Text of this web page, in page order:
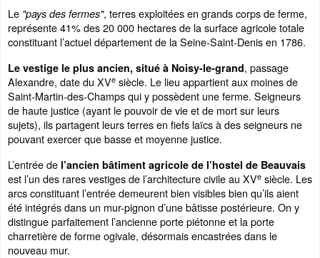
Le "pays des fermes", terres exploitées en grands corps de ferme,
représente 41% des 20 000 hectares de la surface agricole totale
constituant l’actuel département de la Seine-Saint-Denis en 1786.
Le vestige le plus ancien, situé à Noisy-le-grand, passage
Alexandre, date du XVe siècle. Le lieu appartient aux moines de
Saint-Martin-des-Champs qui y possèdent une ferme. Seigneurs
de haute justice (ayant le pouvoir de vie et de mort sur leurs
sujets), ils partagent leurs terres en fiefs laïcs à des seigneurs ne
pouvant exercer que basse et moyenne justice.
L’entrée de l’ancien bâtiment agricole de l’hostel de Beauvais
est l’un des rares vestiges de l’architecture civile au XVe siècle. Les
arcs constituant l’entrée demeurent bien visibles bien qu’ils aient
été intégrés dans un mur-pignon d’une bâtisse postérieure. On y
distingue parfaitement l’ancienne porte piétonne et la porte
charretière de forme ogivale, désormais encastrées dans le
nouveau mur.